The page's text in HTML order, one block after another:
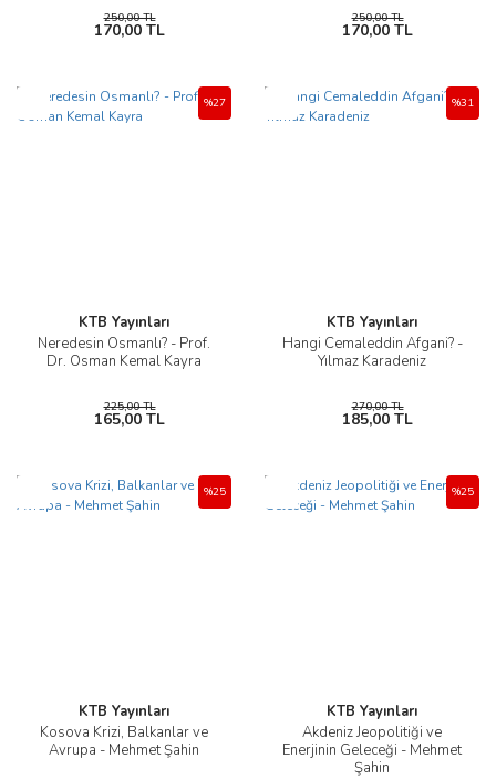
250,00 TL
170,00 TL
250,00 TL
170,00 TL
KTB Yayınları
Neredesin Osmanlı? - Prof.
Dr. Osman Kemal Kayra
%27
225,00 TL
165,00 TL
KTB Yayınları
Hangi Cemaleddin Afgani? -
Yılmaz Karadeniz
%31
270,00 TL
185,00 TL
KTB Yayınları
Kosova Krizi, Balkanlar ve
Avrupa - Mehmet Şahin
%25
KTB Yayınları
Akdeniz Jeopolitiği ve
Enerjinin Geleceği - Mehmet
Şahin
%25